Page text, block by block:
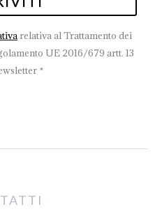
relativa al Trattamento dei
UE 2016/679 artt. 13
*